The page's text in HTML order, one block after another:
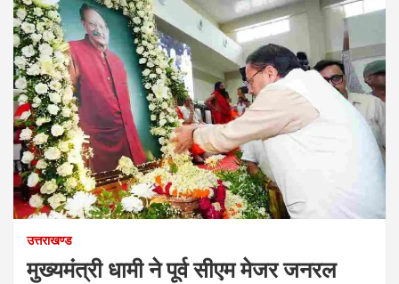
उत्तराखण्ड
मुख्यमंत्री धामी ने पूर्व सीएम मेजर जनरल